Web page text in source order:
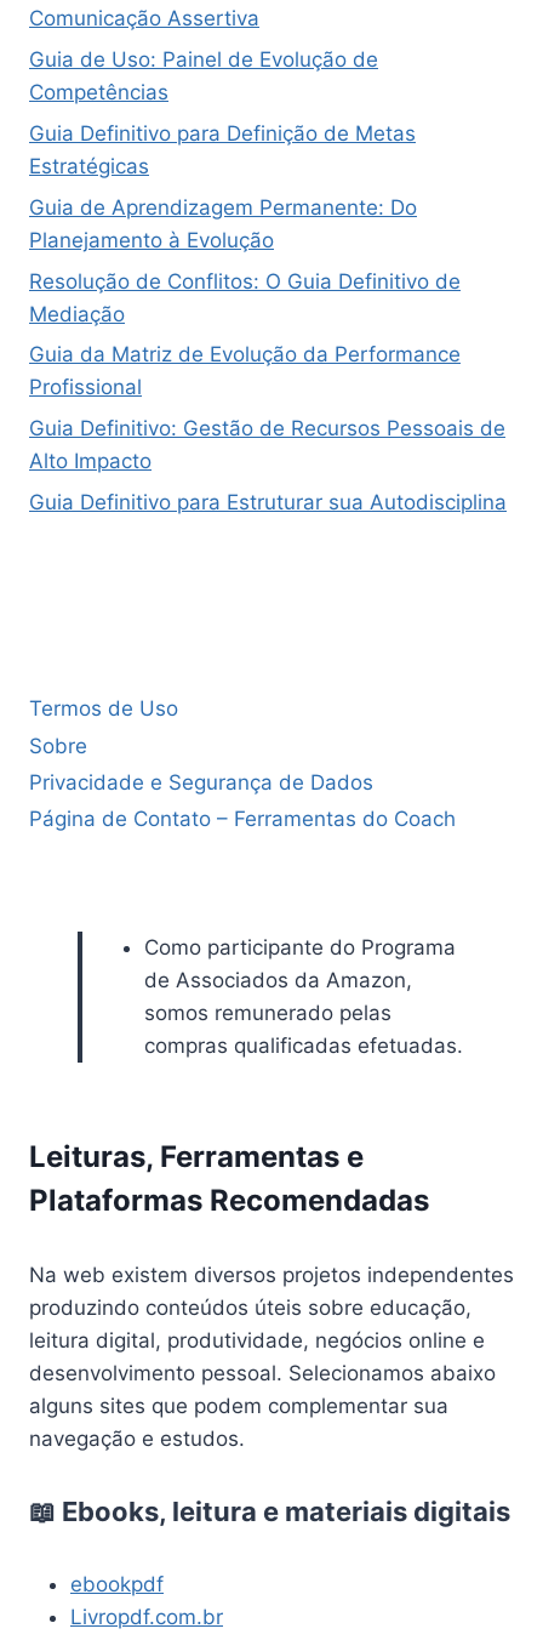
Comunicação Assertiva
Guia de Uso: Painel de Evolução de
Competências
Guia Definitivo para Definição de Metas
Estratégicas
Guia de Aprendizagem Permanente: Do
Planejamento à Evolução
Resolução de Conflitos: O Guia Definitivo de
Mediação
Guia da Matriz de Evolução da Performance
Profissional
Guia Definitivo: Gestão de Recursos Pessoais de
Alto Impacto
Guia Definitivo para Estruturar sua Autodisciplina
Termos de Uso
Sobre
Privacidade e Segurança de Dados
Página de Contato – Ferramentas do Coach
Como participante do Programa
de Associados da Amazon,
somos remunerado pelas
compras qualificadas efetuadas.
Leituras, Ferramentas e
Plataformas Recomendadas
Na web existem diversos projetos independentes
produzindo conteúdos úteis sobre educação,
leitura digital, produtividade, negócios online e
desenvolvimento pessoal. Selecionamos abaixo
alguns sites que podem complementar sua
navegação e estudos.
📖 Ebooks, leitura e materiais digitais
ebookpdf
Livropdf.com.br